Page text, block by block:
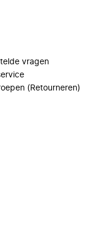
vragen
(Retourneren)